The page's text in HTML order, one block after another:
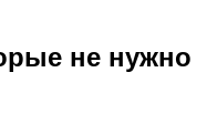
не нужно